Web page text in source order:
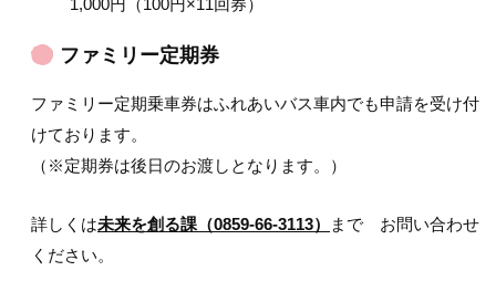
ファミリー定期券
ファミリー定期乗車券はふれあいバス車内でも申請を受け付
けております。
（※定期券は後日のお渡しとなります。）
詳しくは未来を創る課（0859-66-3113）
まで お問い合わせ
ください。